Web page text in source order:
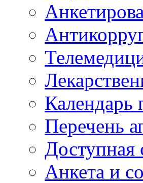
Календарь
Перечень
Доступная
Анкета и